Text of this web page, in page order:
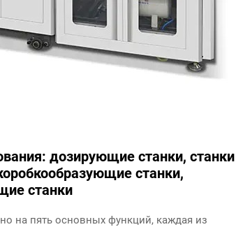
дозирующие станки, станки
станки,
станки
на пять основных функций, каждая из